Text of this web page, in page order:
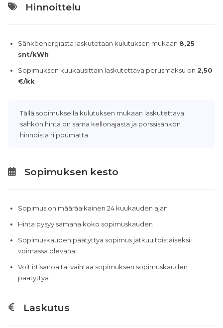
Hinnoittelu
Sähköenergiasta laskutetaan kulutuksen mukaan 8,25
snt/kWh
Sopimuksen kuukausittain laskutettava perusmaksu on 2,50
€/kk
Tällä sopimuksella kulutuksen mukaan laskutettava
sähkön hinta on sama kellonajasta ja pörssisähkön
hinnoista riippumatta.
Sopimuksen kesto
Sopimus on määräaikainen 24 kuukauden ajan
Hinta pysyy samana koko sopimuskauden
Sopimuskauden päätyttyä sopimus jatkuu toistaiseksi
voimassa olevana
Voit irtisanoa tai vaihtaa sopimuksen sopimuskauden
päätyttyä
Laskutus